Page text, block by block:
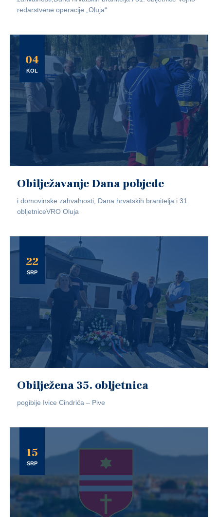
redarstvene operacije „Oluja“
04
KOL
Obilježavanje Dana pobjede
i domovinske zahvalnosti, Dana hrvatskih branitelja i 31.
obljetniceVRO Oluja
22
SRP
Obilježena 35. obljetnica
pogibije Ivice Cindrića – Pive
15
SRP